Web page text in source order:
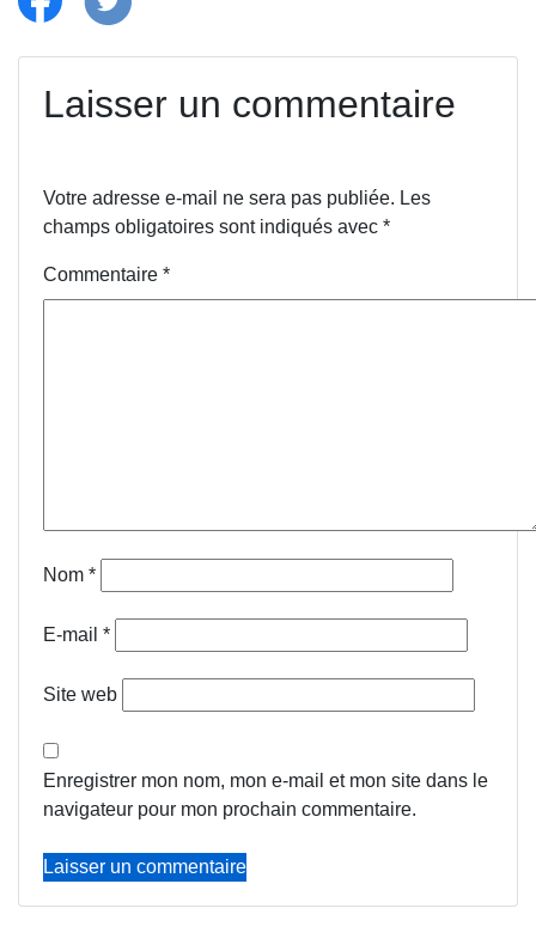
Laisser un commentaire
Votre adresse e-mail ne sera pas publiée. Les
champs obligatoires sont indiqués avec *
Commentaire *
Nom *
E-mail *
Site web
Enregistrer mon nom, mon e-mail et mon site dans le
navigateur pour mon prochain commentaire.